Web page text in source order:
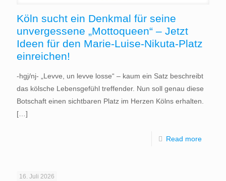
Köln sucht ein Denkmal für seine
unvergessene „Mottoqueen“ – Jetzt
Ideen für den Marie-Luise-Nikuta-Platz
einreichen!
-hgj/nj- „Levve, un levve losse“ – kaum ein Satz beschreibt
das kölsche Lebensgefühl treffender. Nun soll genau diese
Botschaft einen sichtbaren Platz im Herzen Kölns erhalten.
[…]
Read more
16. Juli 2026